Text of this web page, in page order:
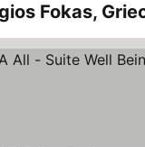
Fokas,